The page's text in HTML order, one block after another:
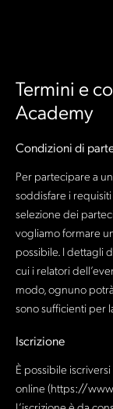
Termini e
Academy
Condizioni di
Per partecipare a
soddisfare i
selezione dei
vogliamo formare
possibile. I dettagli
cui i relatori
modo, ognuno
sono sufficienti per
Iscrizione
È possibile
online (https://